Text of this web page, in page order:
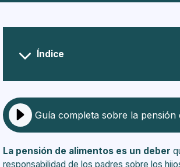
Índice
¿Quiénes tienen derecho a recibir
¿Hasta qué edad se puede pagar la
alimentos?
¿Qué derechos tienen los hijos en
pensión de alimentos?
¿Cuáles son las características del
La pensión de alimentos es un deber
responsabilidad de los padres sobre los